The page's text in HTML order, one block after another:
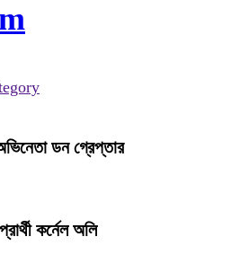
ডন গ্রেপ্তার
কর্নেল অলি